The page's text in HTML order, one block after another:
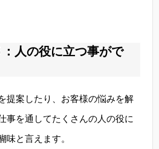
人の役に立つ事がで
提案したり、お客様の悩みを解
事を通してたくさんの人の役に
味と言えます。